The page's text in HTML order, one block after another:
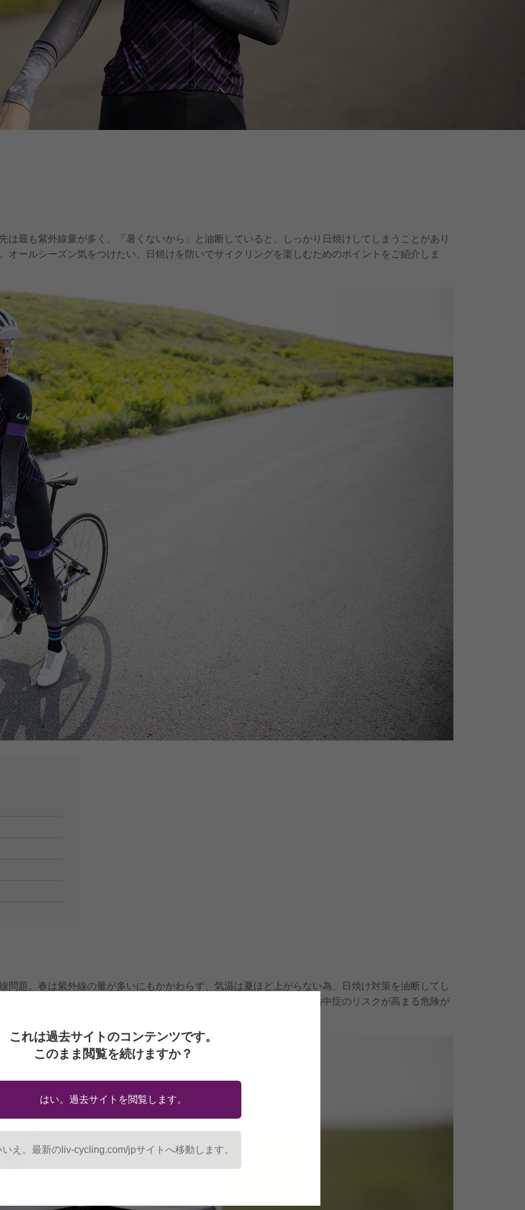
は最も紫外線量が多く、「暑くないから」と油断していると、しっかり日焼けしてしまうことがあり
オールシーズン気をつけたい、日焼けを防いでサイクリングを楽しむためのポイントをご紹介しま
問題。春は紫外線の量が多いにもかかわらず、気温は夏ほど上がらない為、日焼け対策を油断してし
を浴びてしまうことで、体力の消耗や疲れが取れないなどの症状や、熱中症のリスクが高まる危険が
、日焼け対策をしっかりと行いましょう。
これは過去サイトのコンテンツです。
このまま閲覧を続けますか？
はい。過去サイトを閲覧します。
いえ。最新のliv-cycling.com/jpサイトへ移動します。